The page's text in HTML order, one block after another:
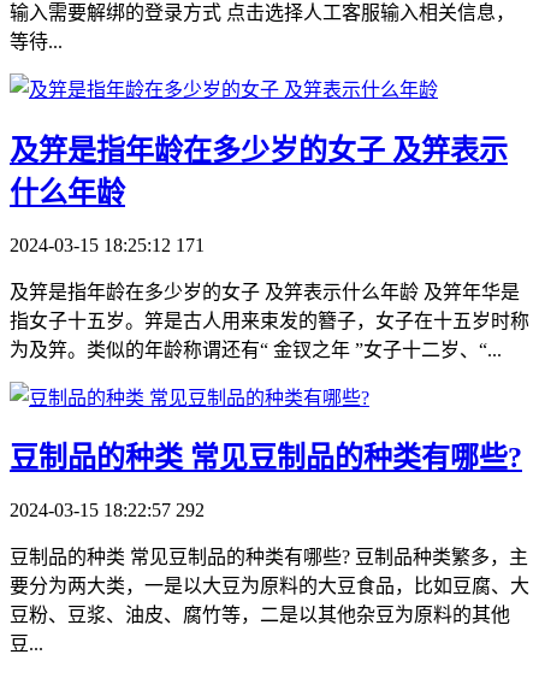
输入需要解绑的登录方式 点击选择人工客服输入相关信息，
等待...
​及笄是指年龄在多少岁的女子 及笄表示
什么年龄
2024-03-15 18:25:12 171
及笄是指年龄在多少岁的女子 及笄表示什么年龄 及笄年华是
指女子十五岁。笄是古人用来束发的簪子，女子在十五岁时称
为及笄。类似的年龄称谓还有“ 金钗之年 ”女子十二岁、“...
​豆制品的种类 常见豆制品的种类有哪些?
2024-03-15 18:22:57 292
豆制品的种类 常见豆制品的种类有哪些? 豆制品种类繁多，主
要分为两大类，一是以大豆为原料的大豆食品，比如豆腐、大
豆粉、豆浆、油皮、腐竹等，二是以其他杂豆为原料的其他
豆...